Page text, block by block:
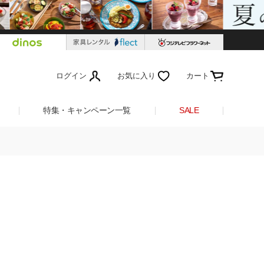
ログイン お気に入り カート
特集・キャンペーン一覧 SALE